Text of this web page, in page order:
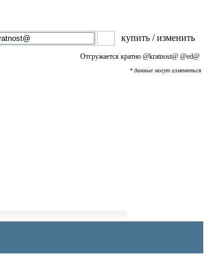
купить / изменить
Отгружается кратно @kratnost@ @ed@
* данные могут изменяться